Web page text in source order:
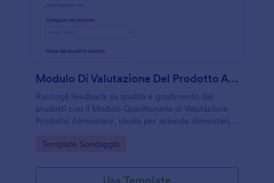
Modulo Di Valutazione Del Prodotto Alimentare
Raccogli feedback su qualità e gradimento dei
prodotti con il Modulo Questionario di Valutazione
Prodotto Alimentare, ideale per aziende alimentari,
dati ordinata in Jotform.
Go to Category:
Template Sondaggio